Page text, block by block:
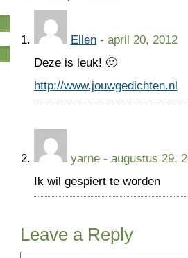
Ellen- april 20, 2012
Deze is leuk! 🙂
http://www.jouwgedichten.nl
yarne- augustus 29,
Ik wil gespiert te worden
Leave a Reply